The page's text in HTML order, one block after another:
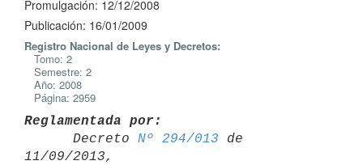
Promulgación: 12/12/2008
Publicación: 16/01/2009
Registro Nacional de Leyes y Decretos:
Tomo: 2
Semestre: 2
Año: 2008
Página: 2959
Reglamentada por:
Decreto Nº 294/013 de
11/09/2013,